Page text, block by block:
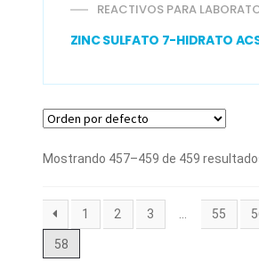
REACTIVOS PARA
ZINC SULFATO 7-HIDRATO
Mostrando 457–459 de 459
1 2 3 … 55
58